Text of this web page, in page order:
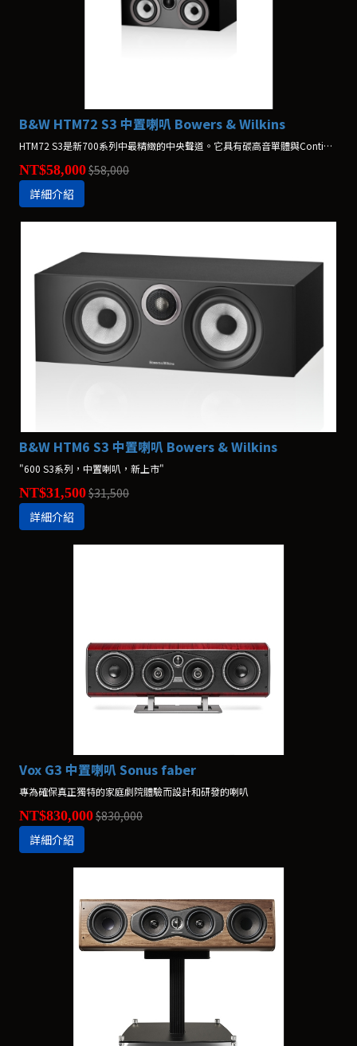
B&W HTM72 S3 中置喇叭 Bowers & Wilkins
HTM72 S3是新700系列中最精緻的中央聲道。它具有碳高音單體與Continuum FST™中/低音音盆，在較為狹小的空間中，是能輕鬆搭配，但震撼力十足的家庭劇院系統選擇。
NT$58,000$58,000
詳細介紹
B&W HTM6 S3 中置喇叭 Bowers & Wilkins
"600 S3系列，中置喇叭，新上市"
NT$31,500$31,500
詳細介紹
Vox G3 中置喇叭 Sonus faber
專為確保真正獨特的家庭劇院體驗而設計和研發的喇叭
NT$830,000$830,000
詳細介紹